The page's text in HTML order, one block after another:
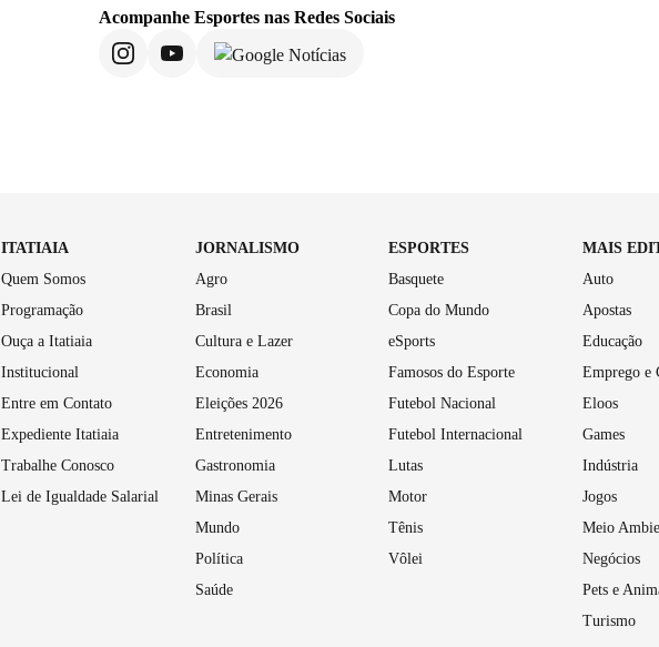
Acompanhe Esportes nas Redes Sociais
ITATIAIA
Quem Somos
Programação
Ouça a Itatiaia
Institucional
Entre em Contato
Expediente Itatiaia
Trabalhe Conosco
Lei de Igualdade Salarial
JORNALISMO
Agro
Brasil
Cultura e Lazer
Economia
Eleições 2026
Entretenimento
Gastronomia
Minas Gerais
Mundo
Política
Saúde
ESPORTES
Basquete
Copa do Mundo
eSports
Famosos do Esporte
Futebol Nacional
Futebol Internacional
Lutas
Motor
Tênis
Vôlei
MAIS
Auto
Apostas
Educação
Emprego e
Eloos
Games
Indústria
Jogos
Meio
Negócios
Pets e
Turismo